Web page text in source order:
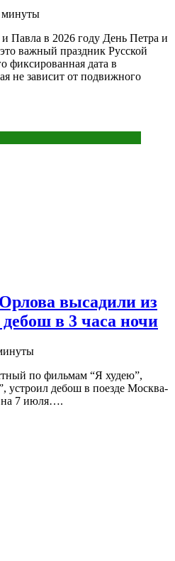
минуты
Павла в 2026 году День Петра и
важный праздник Русской
фиксированная дата в
не зависит от подвижного
высадили из
в 3 часа ночи
по фильмам “Я худею”,
устроил дебош в поезде Москва-
на 7 июля….